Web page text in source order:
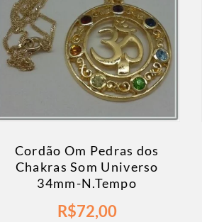
Cordão Om Pedras dos
Chakras Som Universo
34mm-N.Tempo
R$72,00